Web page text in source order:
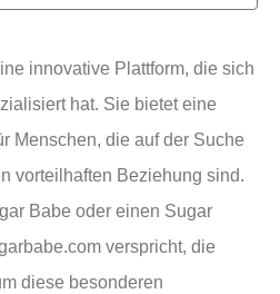
innovative Plattform, die sich
hat. Sie bietet eine
Menschen, die auf der Suche
vorteilhaften Beziehung sind.
Babe oder einen Sugar
verspricht, die
diese besonderen